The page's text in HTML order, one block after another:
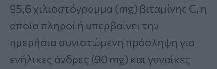
95,6 χιλιοστόγραμμα (mg) βιταμίνης C, η
οποία πληροί ή υπερβαίνει την
ημερήσια συνιστώμενη πρόσληψη για
ενήλικες άνδρες (90 mg) και γυναίκες